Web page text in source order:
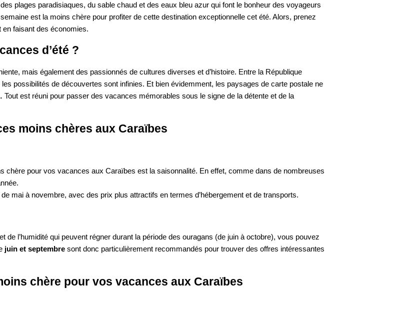
plages paradisiaques, du sable chaud et des eaux bleu azur qui font le bonheur des voyageurs
est la moins chère pour profiter de cette destination exceptionnelle cet été. Alors, prenez
faisant des économies.
d’été ?
mais également des passionnés de cultures diverses et d’histoire. Entre la République
possibilités de découvertes sont infinies. Et bien évidemment, les paysages de carte postale ne
Tout est réuni pour passer des vacances mémorables sous le signe de la détente et de la
moins chères aux Caraïbes
chère pour vos vacances aux Caraïbes est la saisonnalité. En effet, comme dans de nombreuses
mai à novembre, avec des prix plus attractifs en termes d’hébergement et de transports.
l’humidité qui peuvent régner durant la période des ouragans (de juin à octobre), vous pouvez
juin et septembre sont donc particulièrement recommandés pour trouver des offres intéressantes
chère pour vos vacances aux Caraïbes